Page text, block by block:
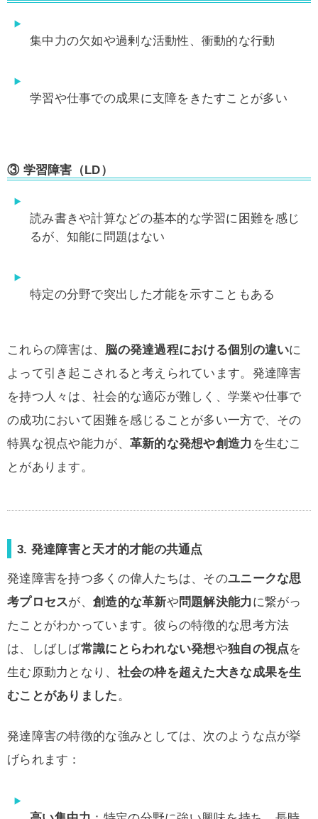
集中力の欠如や過剰な活動性、衝動的な行動
学習や仕事での成果に支障をきたすことが多い
③ 学習障害（LD）
読み書きや計算などの基本的な学習に困難を感じ
るが、知能に問題はない
特定の分野で突出した才能を示すこともある
これらの障害は、 脳の発達過程における個別の違いに
よって引き起こされると考えられています。発達障害
を持つ人々は、社会的な適応が難しく、学業や仕事で
の成功において困難を感じることが多い一方で、その
特異な視点や能力が、 革新的な発想や創造力 を生むこ
とがあります。
3. 発達障害と天才的才能の共通点
発達障害を持つ多くの偉人たちは、そのユニークな思
考プロセスが、 創造的な革新や 問題解決能力 に繋がっ
たことがわかっています。彼らの特徴的な思考方法
は、しばしば常識にとらわれない発想や独自の視点を
生む原動力となり、 社会の枠を超えた大きな成果を生
むことがありました。
発達障害の特徴的な強みとしては、次のような点が挙
げられます：